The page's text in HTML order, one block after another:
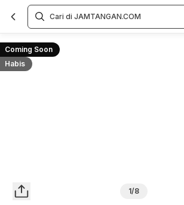
Coming Soon
Habis
1/8
OverviewSpesifikasi